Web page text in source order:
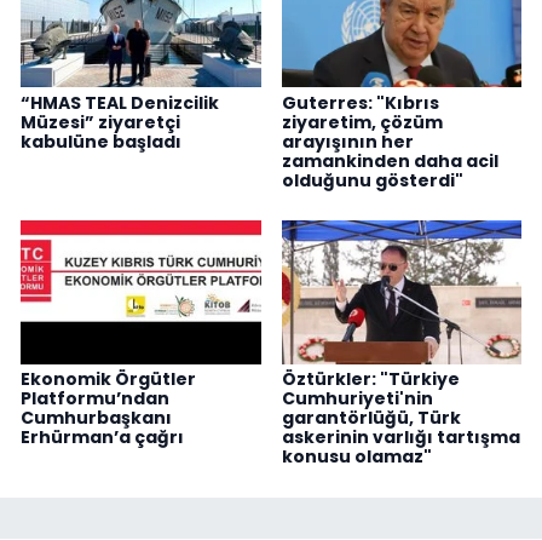
“HMAS TEAL Denizcilik
Müzesi” ziyaretçi
kabulüne başladı
Guterres: "Kıbrıs
ziyaretim, çözüm
arayışının her
zamankinden daha acil
olduğunu gösterdi"
Ekonomik Örgütler
Platformu’ndan
Cumhurbaşkanı
Erhürman’a çağrı
Öztürkler: "Türkiye
Cumhuriyeti'nin
garantörlüğü, Türk
askerinin varlığı tartışma
konusu olamaz"